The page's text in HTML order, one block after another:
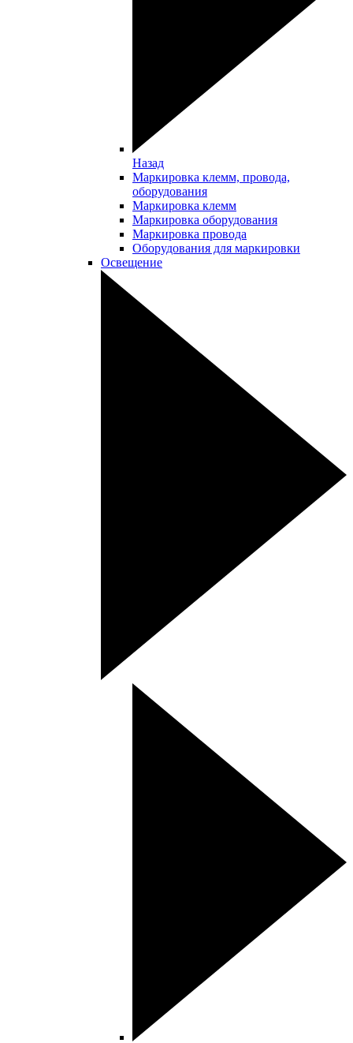
Назад
Маркировка клемм, провода,
оборудования
Маркировка клемм
Маркировка оборудования
Маркировка провода
Оборудования для маркировки
Освещение